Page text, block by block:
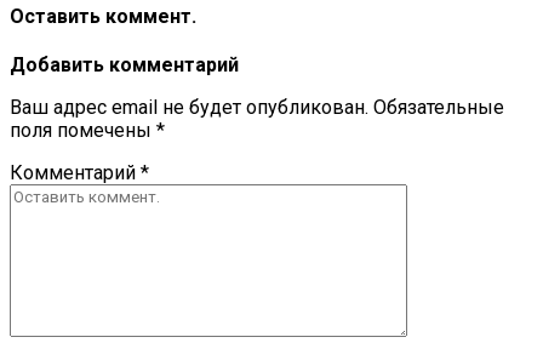
Оставить коммент.
Добавить комментарий
Ваш адрес email не будет опубликован. Обязательные
поля помечены *
Комментарий *